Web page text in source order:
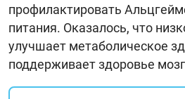
профилактировать
питания. Оказалось, что
улучшает метаболическое
поддерживает здоровье